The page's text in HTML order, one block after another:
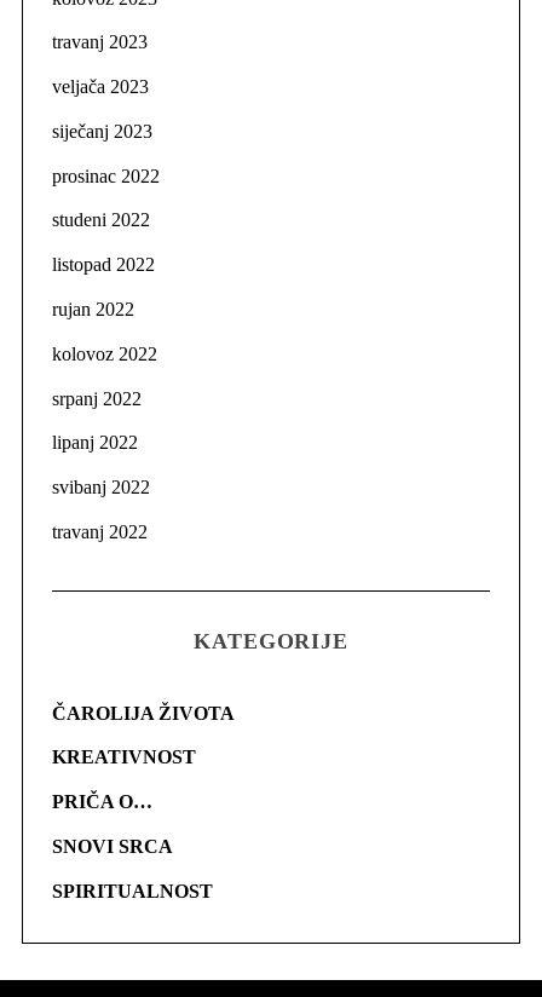
travanj 2023
veljača 2023
siječanj 2023
prosinac 2022
studeni 2022
listopad 2022
rujan 2022
kolovoz 2022
srpanj 2022
lipanj 2022
svibanj 2022
travanj 2022
KATEGORIJE
ČAROLIJA ŽIVOTA
KREATIVNOST
PRIČA O…
SNOVI SRCA
SPIRITUALNOST